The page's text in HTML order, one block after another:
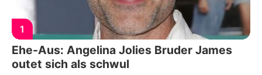
1
Ehe-Aus: Angelina Jolies Bruder James
outet sich als schwul